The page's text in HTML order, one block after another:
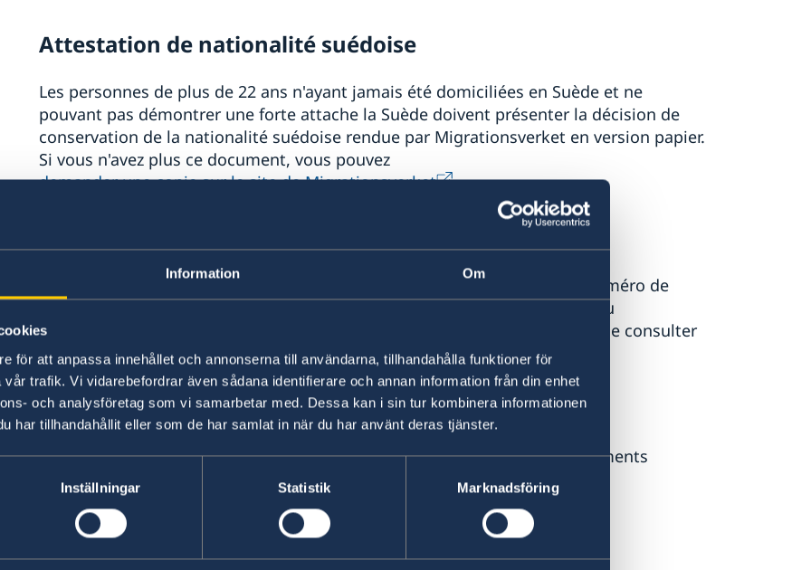
Information Om
för att anpassa innehållet och annonserna till användarna, tillhandahålla funktioner för
trafik. Vi vidarebefordrar även sådana identifierare och annan information från din enhet
och analysföretag som vi samarbetar med. Dessa kan i sin tur kombinera informationen
har tillhandahållit eller som de har samlat in när du har använt deras tjänster.
Inställningar Statistik Marknadsföring
Attestation de nationalité suédoise
Les personnes de plus de 22 ans n'ayant jamais été domiciliées en Suède et ne
pouvant pas démontrer une forte attache la Suède doivent présenter la décision de
conservation de la nationalité suédoise rendue par Migrationsverket en version papier.
Si vous n'avez plus ce document, vous pouvez
demander une copie sur le site de Migrationsverket
.
Les personnes nées à l'étranger diposant d'un "samordningsnummer" (numéro de
coordination) doivent présenter un acte de naissance en original du fait du
renouvellement nécessaire tous les 5 ans
. Pour plus d'information merci de consulter
le site de Skatteverket .
Autres
Dans certains cas l'ambassade devra vous demander de fournir des documents
supplémentaires en fonction de votre situation personnelle.
Changement de nom ou de lieu de naissance